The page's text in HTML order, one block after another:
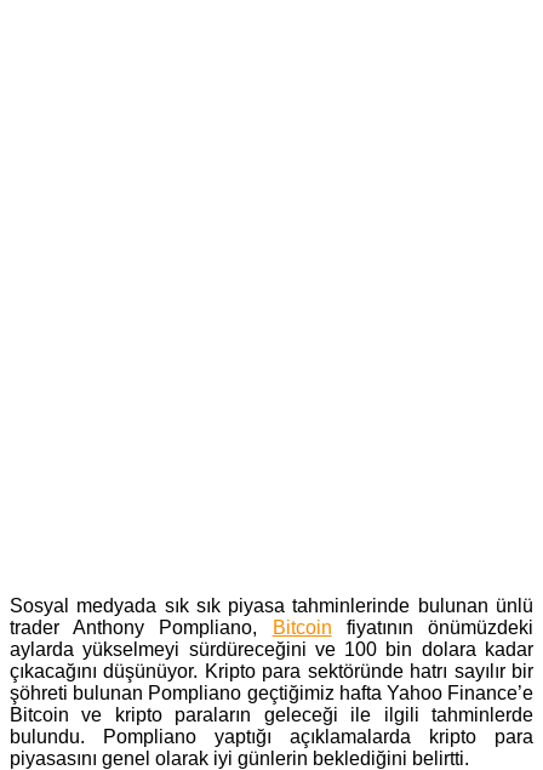
Sosyal medyada sık sık piyasa tahminlerinde bulunan ünlü
trader Anthony Pompliano,
Bitcoin fiyatının önümüzdeki
aylarda yükselmeyi sürdüreceğini ve 100 bin dolara kadar
çıkacağını düşünüyor. Kripto para sektöründe hatrı sayılır bir
şöhreti bulunan Pompliano geçtiğimiz hafta Yahoo Finance’e
Bitcoin ve kripto paraların geleceği ile ilgili tahminlerde
bulundu. Pompliano yaptığı açıklamalarda kripto para
piyasasını genel olarak iyi günlerin beklediğini belirtti.